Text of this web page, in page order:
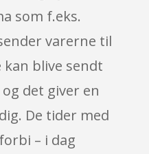
som f.eks.
varerne til
kan blive sendt
det giver en
De tider med
– i dag